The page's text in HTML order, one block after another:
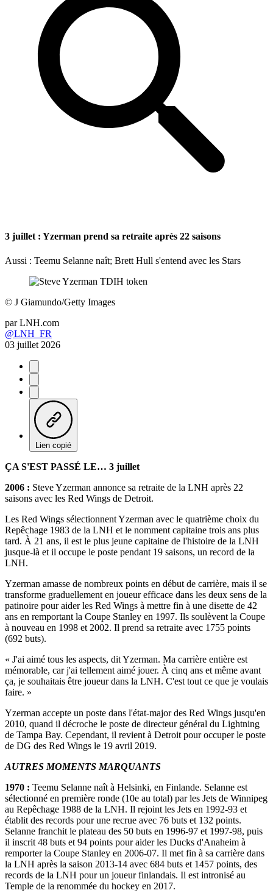
3 juillet : Yzerman prend sa retraite après 22 saisons
Aussi : Teemu Selanne naît; Brett Hull s'entend avec les Stars
© J Giamundo/Getty Images
par LNH.com
@LNH_FR
03 juillet 2026
Lien copié
ÇA S'EST PASSÉ LE… 3 juillet
2006 : Steve Yzerman annonce sa retraite de la LNH après 22
saisons avec les Red Wings de Detroit.
Les Red Wings sélectionnent Yzerman avec le quatrième choix du
Repêchage 1983 de la LNH et le nomment capitaine trois ans plus
tard. À 21 ans, il est le plus jeune capitaine de l'histoire de la LNH
jusque-là et il occupe le poste pendant 19 saisons, un record de la
LNH.
Yzerman amasse de nombreux points en début de carrière, mais il se
transforme graduellement en joueur efficace dans les deux sens de la
patinoire pour aider les Red Wings à mettre fin à une disette de 42
ans en remportant la Coupe Stanley en 1997. Ils soulèvent la Coupe
à nouveau en 1998 et 2002. Il prend sa retraite avec 1755 points
(692 buts).
« J'ai aimé tous les aspects, dit Yzerman. Ma carrière entière est
mémorable, car j'ai tellement aimé jouer. À cinq ans et même avant
ça, je souhaitais être joueur dans la LNH. C'est tout ce que je voulais
faire. »
Yzerman accepte un poste dans l'état-major des Red Wings jusqu'en
2010, quand il décroche le poste de directeur général du Lightning
de Tampa Bay. Cependant, il revient à Detroit pour occuper le poste
de DG des Red Wings le 19 avril 2019.
AUTRES MOMENTS MARQUANTS
1970 : Teemu Selanne naît à Helsinki, en Finlande. Selanne est
sélectionné en première ronde (10e au total) par les Jets de Winnipeg
au Repêchage 1988 de la LNH. Il rejoint les Jets en 1992-93 et
établit des records pour une recrue avec 76 buts et 132 points.
Selanne franchit le plateau des 50 buts en 1996-97 et 1997-98, puis
il inscrit 48 buts et 94 points pour aider les Ducks d'Anaheim à
remporter la Coupe Stanley en 2006-07. Il met fin à sa carrière dans
la LNH après la saison 2013-14 avec 684 buts et 1457 points, des
records de la LNH pour un joueur finlandais. Il est intronisé au
Temple de la renommée du hockey en 2017.